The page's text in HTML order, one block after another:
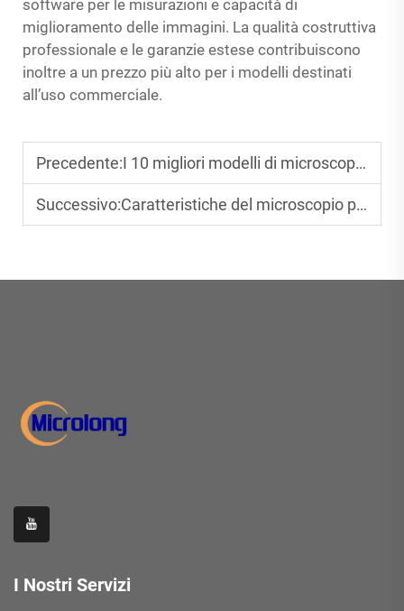
software per le misurazioni e capacità di
miglioramento delle immagini. La qualità costruttiva
professionale e le garanzie estese contribuiscono
inoltre a un prezzo più alto per i modelli destinati
all’uso commerciale.
Precedente:I 10 migliori modelli di microscopio digitale portatile sotto i 100 USD
Successivo:Caratteristiche del microscopio per monete che ogni collezionista dovrebbe conoscere
I Nostri Servizi